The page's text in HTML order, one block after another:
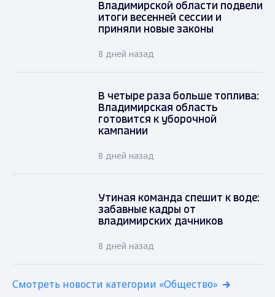
Владимирской области подвели
итоги весенней сессии и
приняли новые законы
8 дней назад
В четыре раза больше топлива:
Владимирская область
готовится к уборочной
кампании
8 дней назад
Утиная команда спешит к воде:
забавные кадры от
владимирских дачников
8 дней назад
Смотреть новости категории «Общество»